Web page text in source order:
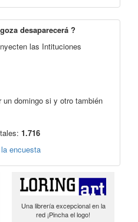
desaparecerá ?
las Intituciones
un domingo si y otro también
1.716
encuesta
Una librería excepcional en la
red ¡Pincha el logo!